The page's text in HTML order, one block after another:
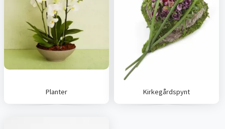
Planter Kirkegårdspynt